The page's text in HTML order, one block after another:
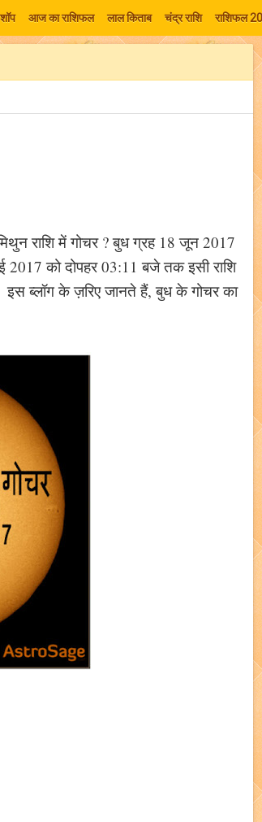
आज का राशिफल लाल किताब चंद्र राशि राशिफल
राशि में गोचर ? बुध ग्रह 18 जून 2017
2017 को दोपहर 03:11 बजे तक इसी राशि
इस ब्लॉग के ज़रिए जानते हैं, बुध के गोचर का